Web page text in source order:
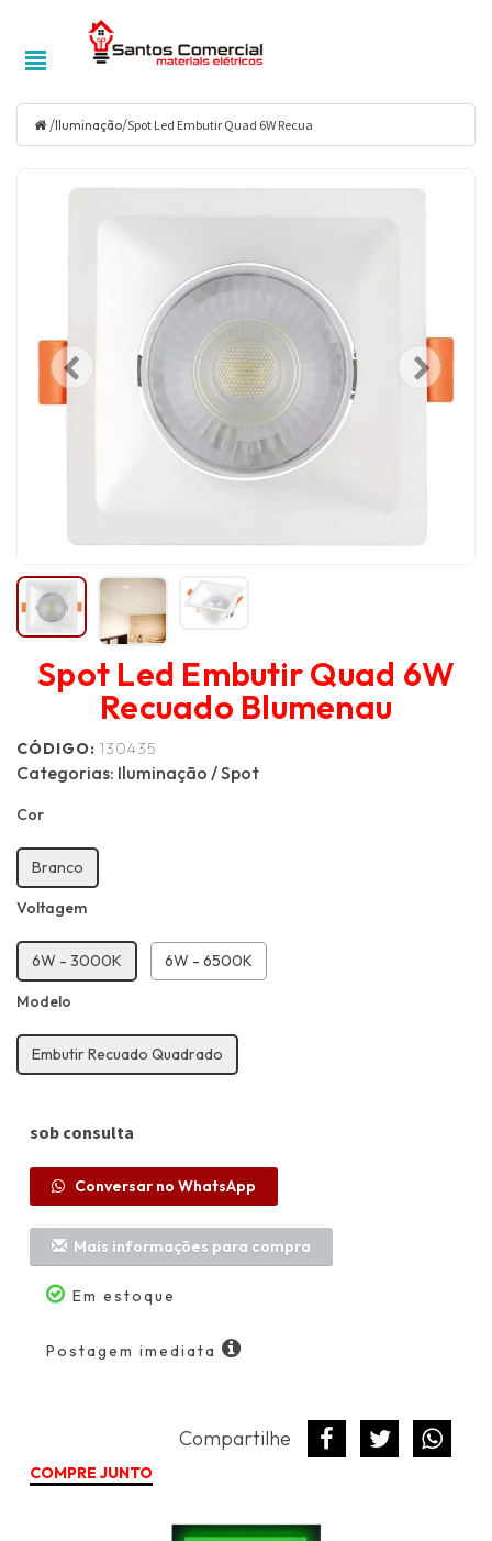
/Iluminação/Spot Led Embutir Quad 6W Recua
Spot Led Embutir Quad 6W
Recuado Blumenau
CÓDIGO: 130435
Categorias: Iluminação /Spot
Cor
Branco
Voltagem
6W - 3000K 6W - 6500K
Modelo
Embutir Recuado Quadrado
sob consulta
Conversar no WhatsApp
Mais informações para compra
Em estoque
Postagem imediata
Compartilhe
COMPRE JUNTO